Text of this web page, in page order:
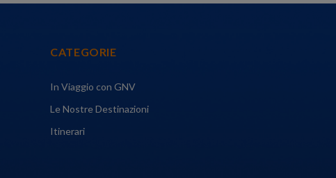
CATEGORIE
In Viaggio con GNV
Le Nostre Destinazioni
Itinerari